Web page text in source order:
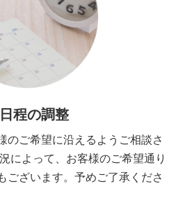
程の調整
のご希望に沿えるようご相談さ
によって、お客様のご希望通り
ございます。予めご了承くださ